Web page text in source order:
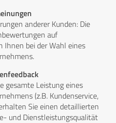
anderer Kunden: Die
auf
Ihnen bei der Wahl eines
gesamte Leistung eines
(z.B. Kundenservice,
Sie einen detaillierten
und Dienstleistungsqualität